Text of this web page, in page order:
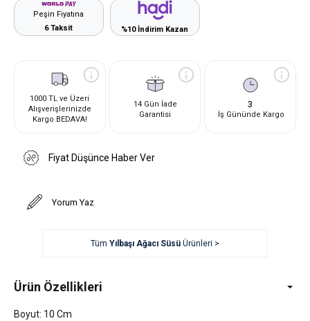
Peşin Fiyatına
6 Taksit
%10 İndirim Kazan
1000 TL ve Üzeri
Alışverişlerinizde
Kargo BEDAVA!
14 Gün İade
Garantisi
3
İş Gününde Kargo
Fiyat Düşünce Haber Ver
Yorum Yaz
Tüm Yılbaşı Ağacı SüsüÜrünleri >
Ürün Özellikleri
Boyut: 10 Cm